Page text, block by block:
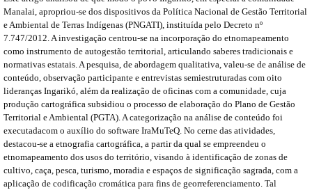
Manalai, apropriou-se dos dispositivos da Política Nacional de Gestão Territorial
e Ambiental de Terras Indígenas (PNGATI), instituída pelo Decreto nº
7.747/2012. A investigação centrou-se na incorporação do etnomapeamento
como instrumento de autogestão territorial, articulando saberes tradicionais e
normativas estatais. A pesquisa, de abordagem qualitativa, valeu-se de análise de
conteúdo, observação participante e entrevistas semiestruturadas com oito
lideranças Ingarikó, além da realização de oficinas com a comunidade, cuja
produção cartográfica subsidiou o processo de elaboração do Plano de Gestão
Territorial e Ambiental (PGTA). A categorização na análise de conteúdo foi
executadacom o auxílio do software IraMuTeQ. No cerne das atividades,
destacou-se a etnografia cartográfica, a partir da qual se empreendeu o
etnomapeamento dos usos do território, visando à identificação de zonas de
cultivo, caça, pesca, turismo, moradia e espaços de significação sagrada, com a
aplicação de codificação cromática para fins de georreferenciamento. Tal